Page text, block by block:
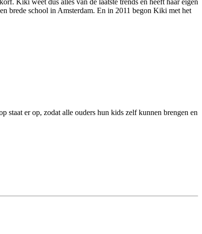
Kiki weet dus alles van de laatste trends en heeft haar eigen
brede school in Amsterdam. En in 2011 begon Kiki met het
staat er op, zodat alle ouders hun kids zelf kunnen brengen en